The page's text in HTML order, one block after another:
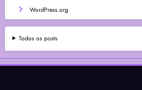
WordPress.org
Todos os posts